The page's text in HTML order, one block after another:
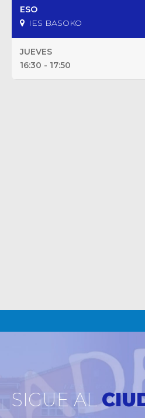
ESO
IES BASOKO
JUEVES
16:30 - 17:50
SIGUE AL